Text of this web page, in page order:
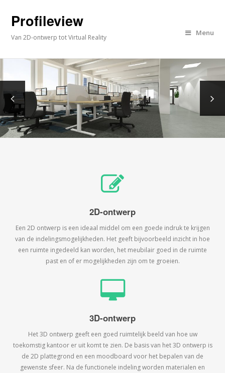
Profileview
Van 2D-ontwerp tot Virtual Reality
Menu
2D-ontwerp
Een 2D ontwerp is een ideaal middel om een goede indruk te krijgen
van de indelingsmogelijkheden. Het geeft bijvoorbeeld inzicht in hoe
een ruimte ingedeeld kan worden, het meubilair goed in de ruimte
past en of er mogelijkheden zijn om te groeien.
3D-ontwerp
Het 3D ontwerp geeft een goed ruimtelijk beeld van hoe uw
toekomstig kantoor er uit komt te zien. De basis van het 3D ontwerp is
de 2D plattegrond en een moodboard voor het bepalen van de
gewenste sfeer. Na de functionele indeling worden materialen en